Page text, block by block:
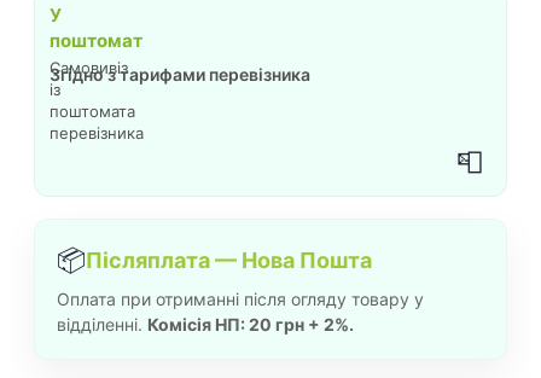
📮
У
поштомат
Самовивіз
із
поштомата
перевізника
Згідно з тарифами перевізника
📦Післяплата — Нова Пошта
Оплата при отриманні після огляду товару у
відділенні. Комісія НП: 20 грн + 2%.